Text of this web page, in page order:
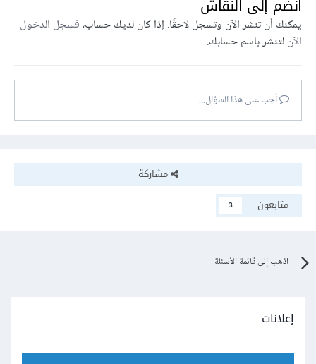
انضم إلى النقاش
يمكنك أن تنشر الآن وتسجل لاحقًا. إذا كان لديك حساب،فسجل الدخول
الآنلتنشر باسم حسابك.
أجب على هذا السؤال...
مشاركة
متابعون
3
اذهب إلى قائمة الأسئلة
إعلانات